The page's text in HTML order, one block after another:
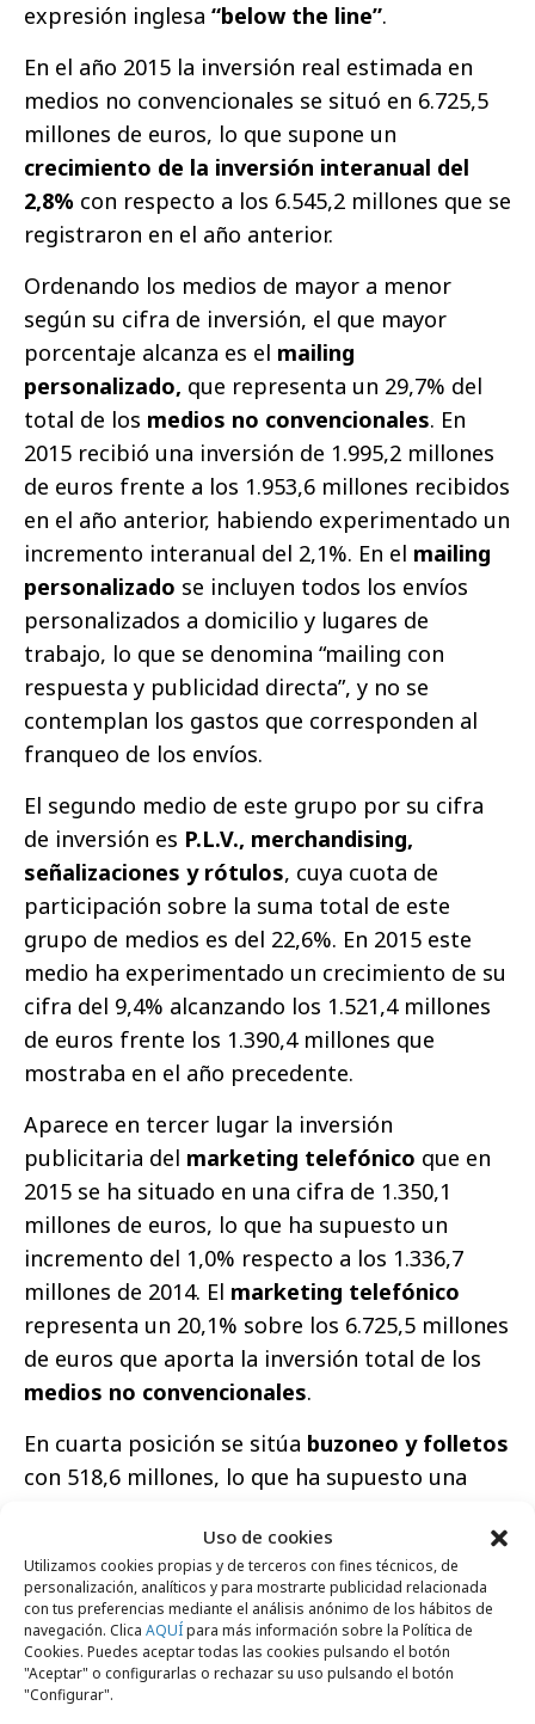
Uso de cookies
Utilizamos cookies propias y de terceros con fines técnicos, de
personalización, analíticos y para mostrarte publicidad relacionada
con tus preferencias mediante el análisis anónimo de los hábitos de
navegación. Clica AQUÍpara más información sobre la Política de
Cookies. Puedes aceptar todas las cookies pulsando el botón
"Aceptar" o configurarlas o rechazar su uso pulsando el botón
"Configurar".
expresión inglesa “below the line”.
En el año 2015 la inversión real estimada en
medios no convencionales se situó en 6.725,5
millones de euros, lo que supone un
crecimiento de la inversión interanual del
2,8% con respecto a los 6.545,2 millones que se
registraron en el año anterior.
Ordenando los medios de mayor a menor
según su cifra de inversión, el que mayor
porcentaje alcanza es el mailing
personalizado, que representa un 29,7% del
total de los medios no convencionales. En
2015 recibió una inversión de 1.995,2 millones
de euros frente a los 1.953,6 millones recibidos
en el año anterior, habiendo experimentado un
incremento interanual del 2,1%. En el mailing
personalizado se incluyen todos los envíos
personalizados a domicilio y lugares de
trabajo, lo que se denomina “mailing con
respuesta y publicidad directa”, y no se
contemplan los gastos que corresponden al
franqueo de los envíos.
El segundo medio de este grupo por su cifra
de inversión es P.L.V., merchandising,
señalizaciones y rótulos, cuya cuota de
participación sobre la suma total de este
grupo de medios es del 22,6%. En 2015 este
medio ha experimentado un crecimiento de su
cifra del 9,4% alcanzando los 1.521,4 millones
de euros frente los 1.390,4 millones que
mostraba en el año precedente.
Aparece en tercer lugar la inversión
publicitaria del marketing telefónico que en
2015 se ha situado en una cifra de 1.350,1
millones de euros, lo que ha supuesto un
incremento del 1,0% respecto a los 1.336,7
millones de 2014. El marketing telefónico
representa un 20,1% sobre los 6.725,5 millones
de euros que aporta la inversión total de los
medios no convencionales.
En cuarta posición se sitúa buzoneo y folletos
con 518,6 millones, lo que ha supuesto una
569,2 millones invertida en 2014. En
buzoneo y
folletosse recoge toda la publicidad que es
repartida sin personalización, lo que quiere
decir que no tiene ni nombre ni dirección de
destinatario, en domicilios y lugares de
trabajo. Su participación sobre el total de